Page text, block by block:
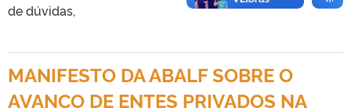
de dúvidas,
MANIFESTO DA ABALF SOBRE O
AVANÇO DE ENTES PRIVADOS NA